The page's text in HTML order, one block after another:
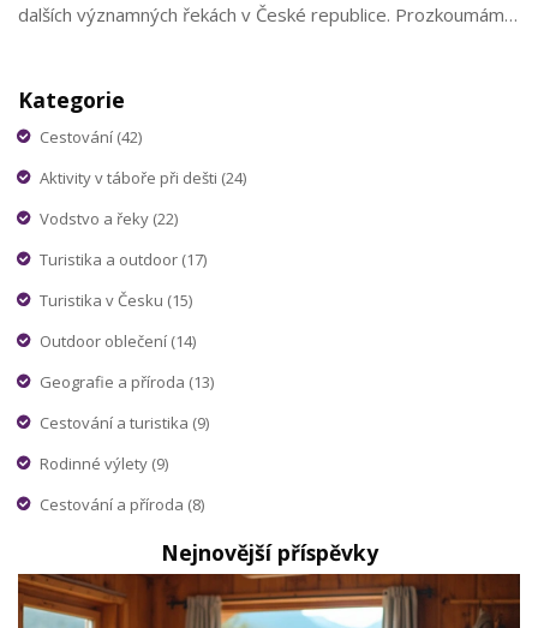
dalších významných řekách v České republice. Prozkoumáme
Kategorie
Cestování (42)
Aktivity v táboře při dešti (24)
Vodstvo a řeky (22)
Turistika a outdoor (17)
Turistika v Česku (15)
Outdoor oblečení (14)
Geografie a příroda (13)
Cestování a turistika (9)
Rodinné výlety (9)
Cestování a příroda (8)
Nejnovější příspěvky